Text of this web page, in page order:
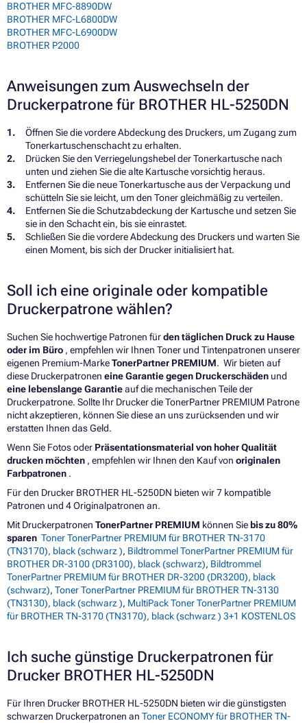
BROTHER MFC-8890DW
BROTHER MFC-L6800DW
BROTHER MFC-L6900DW
BROTHER P2000
Anweisungen zum Auswechseln der
Druckerpatrone für BROTHER HL-5250DN
Öffnen Sie die vordere Abdeckung des Druckers, um Zugang zum
Tonerkartuschenschacht zu erhalten.
Drücken Sie den Verriegelungshebel der Tonerkartusche nach
unten und ziehen Sie die alte Kartusche vorsichtig heraus.
Entfernen Sie die neue Tonerkartusche aus der Verpackung und
schütteln Sie sie leicht, um den Toner gleichmäßig zu verteilen.
Entfernen Sie die Schutzabdeckung der Kartusche und setzen Sie
sie in den Schacht ein, bis sie einrastet.
Schließen Sie die vordere Abdeckung des Druckers und warten Sie
einen Moment, bis sich der Drucker initialisiert hat.
Soll ich eine originale oder kompatible
Druckerpatrone wählen?
Suchen Sie hochwertige Patronen fürden täglichen Druck zu Hause
oder im Büro , empfehlen wir Ihnen Toner und Tintenpatronen unserer
eigenen Premium-MarkeTonerPartner PREMIUM. Wir bieten auf
diese Druckerpatronen eine Garantie gegen Druckerschäden und
eine lebenslange Garantieauf die mechanischen Teile der
Druckerpatrone. Sollte Ihr Drucker die TonerPartner PREMIUM Patrone
nicht akzeptieren, können Sie diese an uns zurücksenden und wir
erstatten Ihnen das Geld.
Wenn Sie Fotos oder Präsentationsmaterial von hoher Qualität
drucken möchten , empfehlen wir Ihnen den Kauf von originalen
Farbpatronen .
Für den Drucker BROTHER HL-5250DN bieten wir 7 kompatible
Patronen und 4 Originalpatronen an.
Mit Druckerpatronen TonerPartner PREMIUM können Sie bis zu 80%
sparen Toner TonerPartner PREMIUM für BROTHER TN-3170
(TN3170), black (schwarz ), Bildtrommel TonerPartner PREMIUM für
BROTHER DR-3100 (DR3100), black (schwarz), Bildtrommel
TonerPartner PREMIUM für BROTHER DR-3200 (DR3200), black
(schwarz), Toner TonerPartner PREMIUM für BROTHER TN-3130
(TN3130), black (schwarz ), MultiPack Toner TonerPartner PREMIUM
für BROTHER TN-3170 (TN3170), black (schwarz ) 3+1 KOSTENLOS
Ich suche günstige Druckerpatronen für
Drucker BROTHER HL-5250DN
Für Ihren Drucker BROTHER HL-5250DN bieten wir die günstigsten
schwarzen Druckerpatronen an Toner ECONOMY für BROTHER TN-